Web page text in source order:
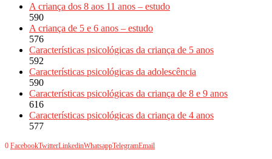
A criança dos 8 aos 11 anos – estudo
590
A criança de 5 e 6 anos – estudo
576
Características psicológicas da criança de 5 anos
592
Características psicológicas da adolescência
590
Características psicológicas da criança de 8 e 9 anos
616
Características psicológicas da criança de 4 anos
577
0 FacebookTwitterLinkedinWhatsappTelegramEmail